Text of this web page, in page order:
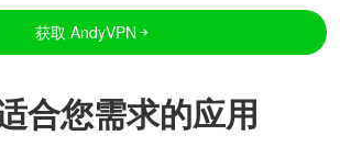
获取 AndyVPN
合您需求的应用